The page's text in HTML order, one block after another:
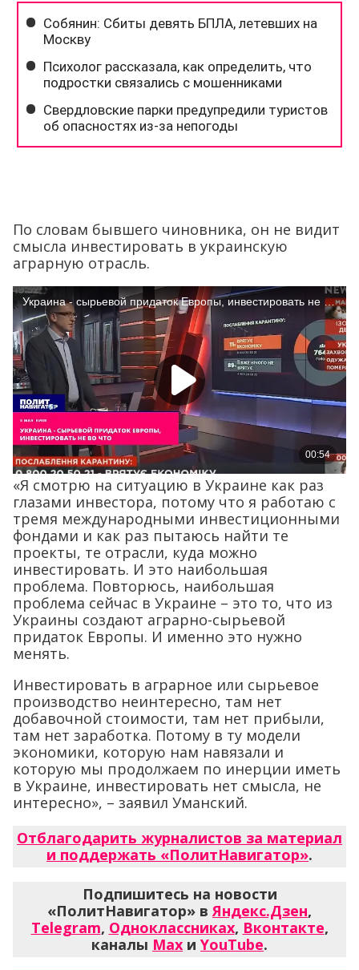
По словам бывшего чиновника, он не видит
смысла инвестировать в украинскую
аграрную отрасль.
«Я смотрю на ситуацию в Украине как раз
глазами инвестора, потому что я работаю с
тремя международными инвестиционными
фондами и как раз пытаюсь найти те
проекты, те отрасли, куда можно
инвестировать. И это наибольшая
проблема. Повторюсь, наибольшая
проблема сейчас в Украине – это то, что из
Украины создают аграрно-сырьевой
придаток Европы. И именно это нужно
менять.
Инвестировать в аграрное или сырьевое
производство неинтересно, там нет
добавочной стоимости, там нет прибыли,
там нет заработка. Потому в ту модели
экономики, которую нам навязали и
которую мы продолжаем по инерции иметь
в Украине, инвестировать нет смысла, не
интересно», – заявил Уманский.
Отблагодарить журналистов за материал
и поддержать «ПолитНавигатор».
Подпишитесь на новости
«ПолитНавигатор» вЯндекс.Дзен,
Telegram, Одноклассниках, Вконтакте,
каналы Max и YouTube.